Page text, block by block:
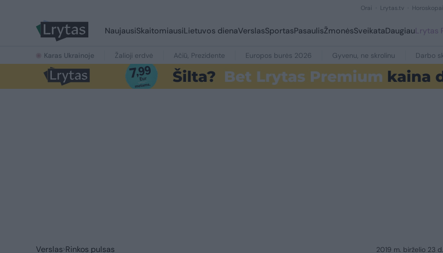
Orai Lrytas.tv Horoskopai
NaujausiSkaitomiausiLietuvos dienaVerslasSportasPasaulisŽmonėsSveikataDaugiauLrytas
Karas Ukrainoje Žalioji erdvė Ačiū, Prezidente Europos burės 2026 Gyvenu, ne skrolinu Darbo
Verslas Rinkos pulsas 2019 m. birželio 23